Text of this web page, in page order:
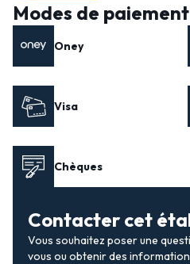
Modes de paiement
Oney
Visa
Chèques
Contacter cet
Vous souhaitez poser une
vous ou obtenir des